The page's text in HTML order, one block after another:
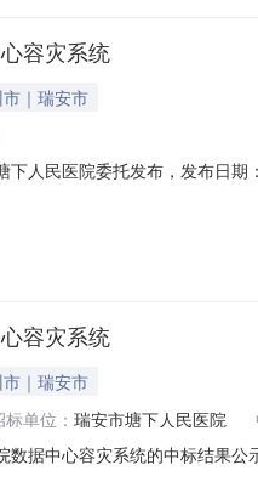
容灾系统
｜瑞安市
下人民医院委托发布，发布日
2015年07月16日一、采购人名
容灾系统
｜瑞安市
标单位： 瑞安市塘下人民医院
数据中心容灾系统的中标结果